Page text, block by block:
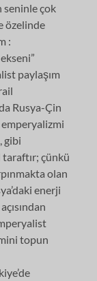
seninle çok
özelinde
:
paylaşım
Rusya-Çin
gibi
taraftır; çünkü
olan
enerji
topun